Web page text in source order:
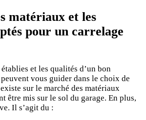
matériaux et les
pour un carrelage
et les qualités d’un bon
vous guider dans le choix de
sur le marché des matériaux
être mis sur le sol du garage. En plus,
Il s’agit du :